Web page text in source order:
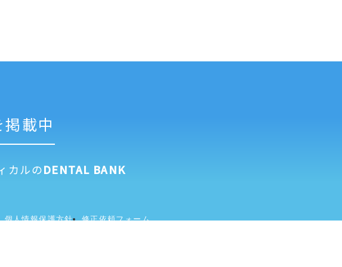
載中
カルのDENTAL BANK
個人情報保護方針 修正依頼フォーム